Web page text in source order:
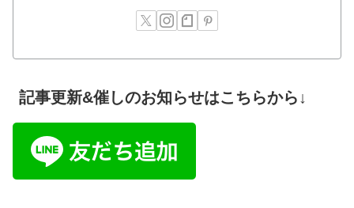
記事更新&催しのお知らせはこちらから↓